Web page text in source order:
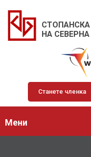
НА
Станете членка
Мени